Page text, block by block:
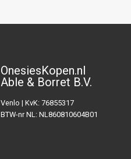
OnesiesKopen.nl
Able & Borret B.V.
Venlo | KvK: 76855317
BTW-nr NL: NL860810604B01